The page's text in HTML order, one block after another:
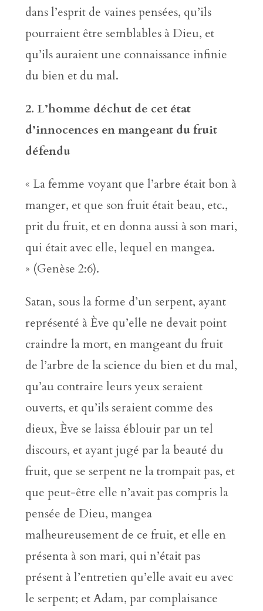
dans l’esprit de vaines pensées, qu’ils
pourraient être semblables à Dieu, et
qu’ils auraient une connaissance infinie
du bien et du mal.
2. L’homme déchut de cet état
d’innocences en mangeant du fruit
défendu
« La femme voyant que l’arbre était bon à
manger, et que son fruit était beau, etc.,
prit du fruit, et en donna aussi à son mari,
qui était avec elle, lequel en mangea.
» (Genèse 2:6).
Satan, sous la forme d’un serpent, ayant
représenté à Ève qu’elle ne devait point
craindre la mort, en mangeant du fruit
de l’arbre de la science du bien et du mal,
qu’au contraire leurs yeux seraient
ouverts, et qu’ils seraient comme des
dieux, Ève se laissa éblouir par un tel
discours, et ayant jugé par la beauté du
fruit, que se serpent ne la trompait pas, et
que peut-être elle n’avait pas compris la
pensée de Dieu, mangea
malheureusement de ce fruit, et elle en
présenta à son mari, qui n’était pas
présent à l’entretien qu’elle avait eu avec
le serpent; et Adam, par complaisance